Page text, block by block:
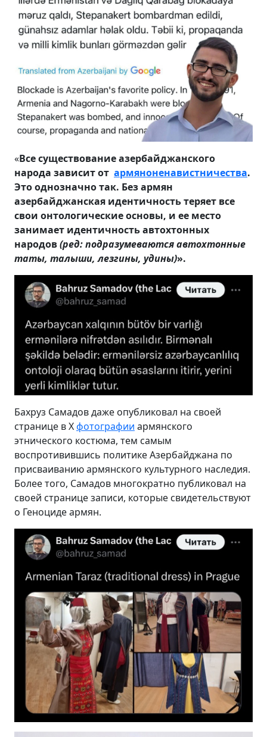
«Все существование азербайджанского
народа зависит от армяноненавистничества.
Это однозначно так. Без армян
азербайджанская идентичность теряет все
свои онтологические основы, и ее место
занимает идентичность автохтонных
народов(ред: подразумеваются автохтонные
таты, талыши, лезгины, удины)».
Бахруз Самадов даже опубликовал на своей
странице в Xфотографии армянского
этнического костюма, тем самым
воспротивившись политике Азербайджана по
присваиванию армянского культурного наследия.
Более того, Самадов многократно публиковал на
своей странице записи, которые свидетельствуют
о Геноциде армян.